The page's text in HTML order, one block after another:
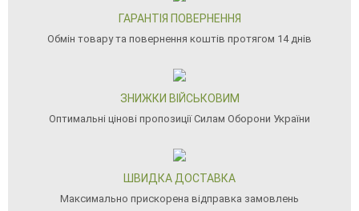
ГАРАНТІЯ ПОВЕРНЕННЯ
Обмін товару та повернення коштів протягом 14 днів
ЗНИЖКИ ВІЙСЬКОВИМ
Оптимальні цінові пропозиції Силам Оборони України
ШВИДКА ДОСТАВКА
Максимально прискорена відправка замовлень